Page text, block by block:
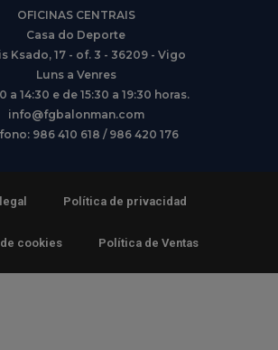
OFICINAS CENTRAIS
Casa do Deporte
Ksado, 17 - of. 3 - 36209 - Vigo
Luns a Venres
a 14:30 e de 15:30 a 19:30 horas.
info@fgbalonman.com
986 410 618 / 986 420 176
Política de privacidad
cookies Política de Ventas